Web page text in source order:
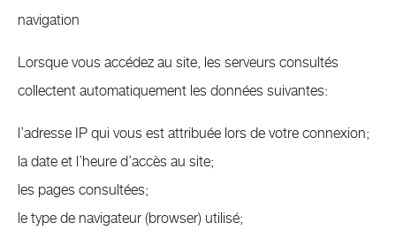
navigation
Lorsque vous accédez au site, les serveurs consultés
collectent automatiquement les données suivantes:
l’adresse IP qui vous est attribuée lors de votre connexion;
la date et l’heure d’accès au site;
les pages consultées;
le type de navigateur (browser) utilisé;